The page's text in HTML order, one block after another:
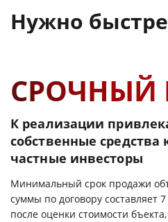
Нужно
СРОЧНЫЙ
К реализации
собственные
частные инвесторы
Минимальный срок продажи
суммы по договору составляет
после оценки стоимости